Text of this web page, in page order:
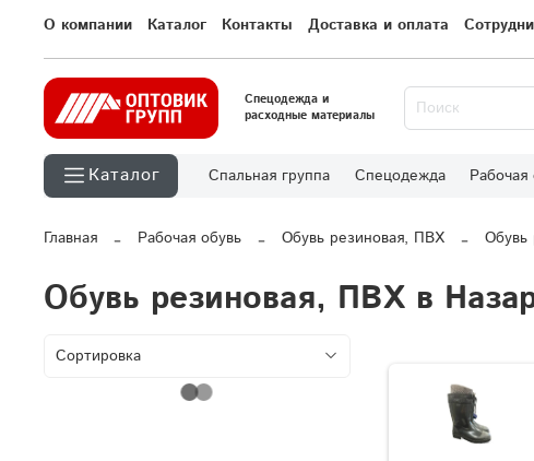
О компании Каталог Контакты Доставка и оплата
Спецодежда и
расходные материалы
Каталог Спальная группа Спецодежда Рабочая
Главная Рабочая обувь Обувь резиновая, ПВХ Обувь
Обувь резиновая, ПВХ в